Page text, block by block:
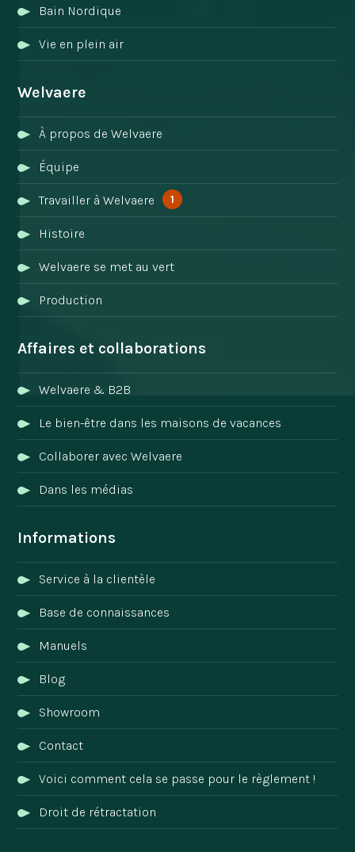
Bain Nordique
Vie en plein air
Welvaere
À propos de Welvaere
Équipe
Travailler à Welvaere 1
Histoire
Welvaere se met au vert
Production
Affaires et collaborations
Welvaere & B2B
Le bien-être dans les maisons de vacances
Collaborer avec Welvaere
Dans les médias
Informations
Service à la clientèle
Base de connaissances
Manuels
Blog
Showroom
Contact
Voici comment cela se passe pour le règlement !
Droit de rétractation